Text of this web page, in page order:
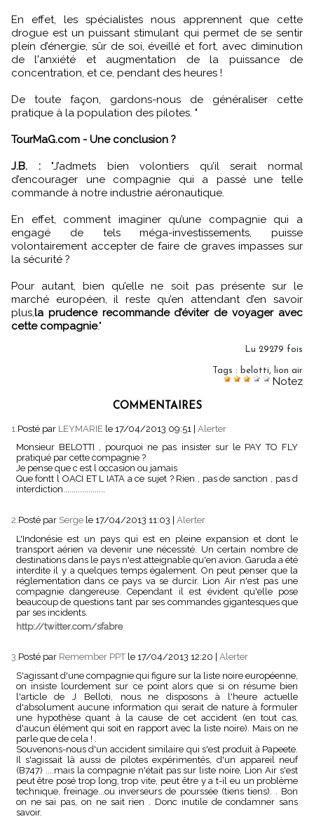
En effet, les spécialistes nous apprennent que cette
drogue est un puissant stimulant qui permet de se sentir
plein d’énergie, sûr de soi, éveillé et fort, avec diminution
de l'anxiété et augmentation de la puissance de
concentration, et ce, pendant des heures !
De toute façon, gardons-nous de généraliser cette
pratique à la population des pilotes. "
TourMaG.com - Une conclusion ?
J.B. :"J’admets bien volontiers qu’il serait normal
d’encourager une compagnie qui a passé une telle
commande à notre industrie aéronautique.
En effet, comment imaginer qu’une compagnie qui a
engagé de tels méga-investissements, puisse
volontairement accepter de faire de graves impasses sur
la sécurité ?
Pour autant, bien qu’elle ne soit pas présente sur le
marché européen, il reste qu’en attendant d’en savoir
plus,la prudence recommande d’éviter de voyager avec
cette compagnie."
Lu 29279 fois
Tags : belotti, lion air
Notez
COMMENTAIRES
1. Posté par LEYMARIE le 17/04/2013 09:51 | Alerter
Monsieur BELOTTI , pourquoi ne pas insister sur le PAY TO FLY
pratiqué par cette compagnie ?
Je pense que c est l occasion ou jamais
Que fontt l OACI ET L IATA a ce sujet ? Rien , pas de sanction , pas d
interdiction....................
2. Posté par Serge le 17/04/2013 11:03
Alerter
L'Indonésie est un pays qui est en pleine expansion et dont le
transport aérien va devenir une nécessité. Un certain nombre de
destinations dans le pays n'est atteignable qu'en avion. Garuda a été
interdite il y a quelques temps également. On peut penser que la
réglementation dans ce pays va se durcir. Lion Air n'est pas une
compagnie dangereuse. Cependant il est évident qu'elle pose
beaucoup de questions tant par ses commandes gigantesques que
par ses incidents.
http://twitter.com/sfabre
3.Posté par Remember PPT le 17/04/2013 12:20
Alerter
S'agissant d'une compagnie qui figure sur la liste noire européenne,
on insiste lourdement sur ce point alors que si on résume bien
l'article de J Belloti, nous ne disposons à l'heure actuelle
d'absolument aucune information qui serait de nature à formuler
une hypothèse quant à la cause de cet accident (en tout cas,
d'aucun élément qui soit en rapport avec la liste noire). Mais on ne
parle que de cela ! .
Souvenons-nous d'un accident similaire qui s'est produit à Papeete.
Il s'agissait là aussi de pilotes expérimentés, d'un appareil neuf
(B747) ....mais la compagnie n'était pas sur liste noire, Lion Air s'est
peut être posé trop long, trop vite, peut être y a t-il eu un problème
technique, freinage...ou inverseurs de pourssée (tiens tiens). . Bon
on ne sai pas, on ne sait rien . Donc inutile de condamner sans
savoir.